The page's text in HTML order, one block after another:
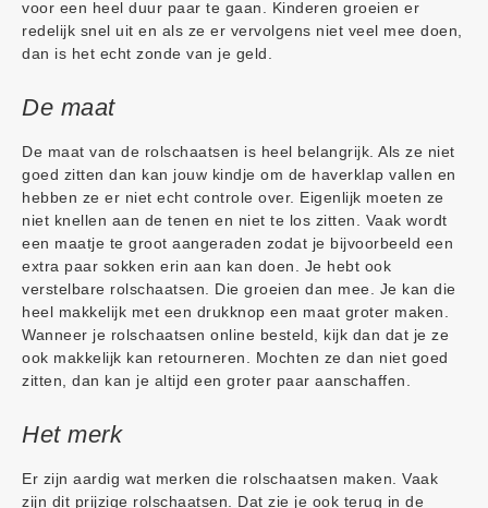
voor een heel duur paar te gaan. Kinderen groeien er
redelijk snel uit en als ze er vervolgens niet veel mee doen,
dan is het echt zonde van je geld.
De maat
De maat van de rolschaatsen is heel belangrijk. Als ze niet
goed zitten dan kan jouw kindje om de haverklap vallen en
hebben ze er niet echt controle over. Eigenlijk moeten ze
niet knellen aan de tenen en niet te los zitten. Vaak wordt
een maatje te groot aangeraden zodat je bijvoorbeeld een
extra paar sokken erin aan kan doen. Je hebt ook
verstelbare rolschaatsen. Die groeien dan mee. Je kan die
heel makkelijk met een drukknop een maat groter maken.
Wanneer je rolschaatsen online besteld, kijk dan dat je ze
ook makkelijk kan retourneren. Mochten ze dan niet goed
zitten, dan kan je altijd een groter paar aanschaffen.
Het merk
Er zijn aardig wat merken die rolschaatsen maken. Vaak
zijn dit prijzige rolschaatsen. Dat zie je ook terug in de